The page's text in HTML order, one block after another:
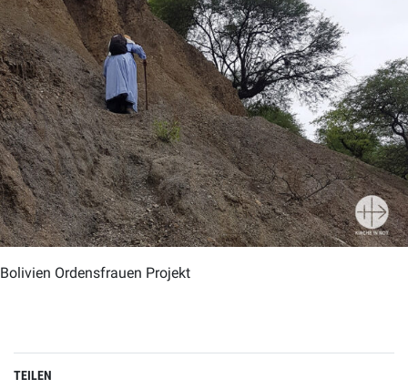
Bolivien Ordensfrauen Projekt
TEILEN